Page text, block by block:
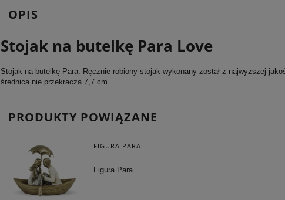
OPIS
Stojak na butelkę Para Love
Stojak na butelkę Para. Ręcznie robiony stojak wykonany został z najwyższej
średnica nie przekracza 7,7 cm.
PRODUKTY POWIĄZANE
FIGURA PARA
Figura Para